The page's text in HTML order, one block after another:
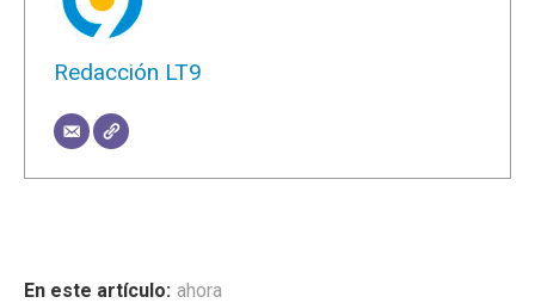
Redacción LT9
ahora